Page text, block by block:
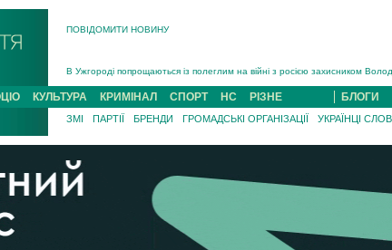
ПОВІДОМИТИ НОВИНУ
Інструктора районного ТЦК на Закарпатті судитимуть за обвинуваченням
В Ужгороді 5 серпня попрощаються із захисником Богданом Югасом,
Підтвердили загибель захисника із Нанкова на Хустщині Юліана
На війні з рф поліг військовий з Виноградова Ігнат Роздяловський
На Хустщині внаслідок ДТП за участі трьох авто постраждали 13 людей
Інструктора районного ТЦК на Закарпатті судитимуть за обвинувачен...
КУЛЬТУРА КРИМІНАЛ СПОРТ НС РІЗНЕ БЛОГИ
ЗМІ ПАРТІЇ БРЕНДИ ГРОМАДСЬКІ ОРГАНІЗАЦІЇ УКРАЇНЦІ